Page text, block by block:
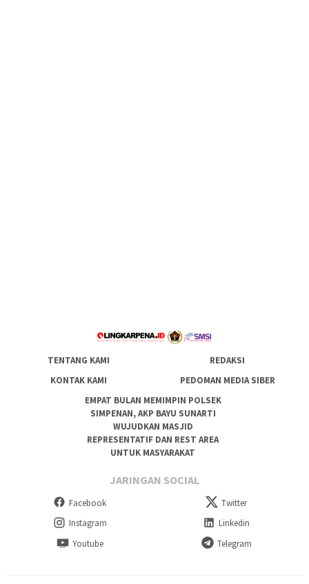
TENTANG KAMI
REDAKSI
KONTAK KAMI
PEDOMAN MEDIA SIBER
EMPAT BULAN MEMIMPIN POLSEK
SIMPENAN, AKP BAYU SUNARTI
WUJUDKAN MASJID
REPRESENTATIF DAN REST AREA
UNTUK MASYARAKAT
JARINGAN SOCIAL
Facebook
Twitter
Instagram
Linkedin
Youtube
Telegram